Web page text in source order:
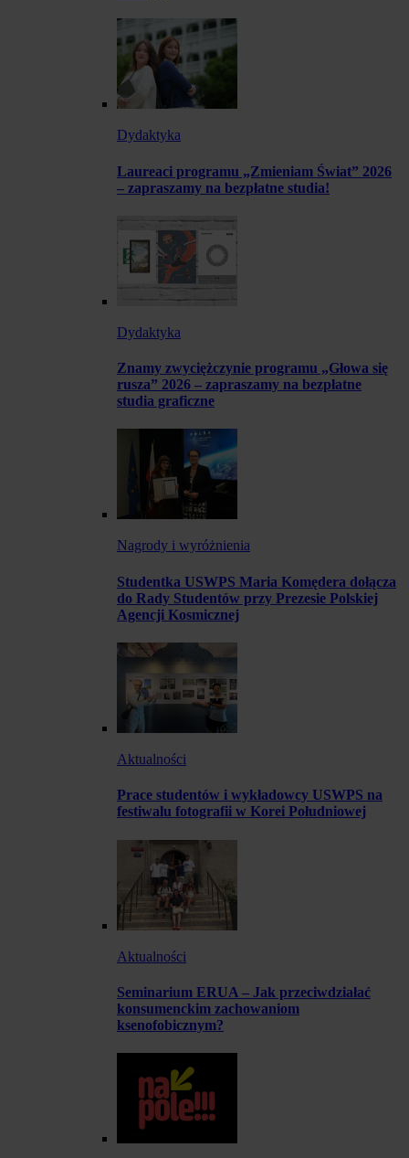
Dydaktyka
Laureaci programu „Zmieniam Świat” 2026
– zapraszamy na bezpłatne studia!
Dydaktyka
Znamy zwyciężczynie programu „Głowa się
rusza” 2026 – zapraszamy na bezpłatne
studia graficzne
Nagrody i wyróżnienia
Studentka USWPS Maria Komędera dołącza
do Rady Studentów przy Prezesie Polskiej
Agencji Kosmicznej
Aktualności
Prace studentów i wykładowcy USWPS na
festiwalu fotografii w Korei Południowej
Aktualności
Seminarium ERUA – Jak przeciwdziałać
konsumenckim zachowaniom
ksenofobicznym?